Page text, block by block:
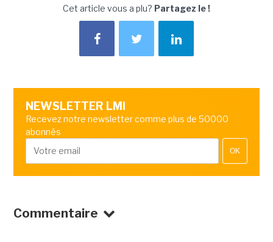
Cet article vous a plu? Partagez le !
NEWSLETTER LMI
Recevez notre newsletter comme plus de 50000
abonnés
OK
Commentaire